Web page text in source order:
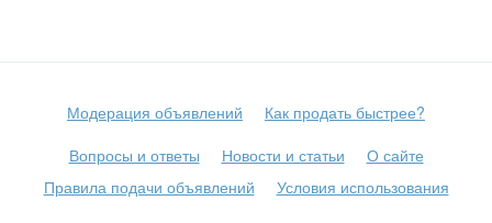
Модерация объявлений
Как продать быстрее?
Вопросы и ответы
Новости и статьи
О сайте
Правила подачи объявлений
Условия использования